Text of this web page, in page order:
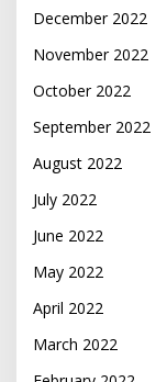
December 2022
November 2022
October 2022
September 2022
August 2022
July 2022
June 2022
May 2022
April 2022
March 2022